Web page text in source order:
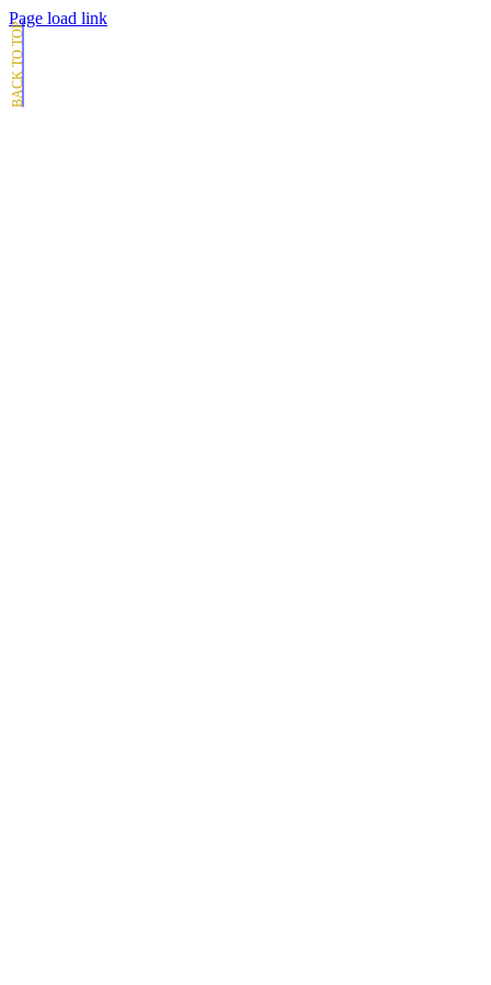
Page load link
Go
to
Top